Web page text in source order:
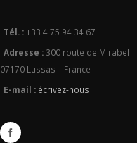
Tél. :+33 4 75 94 34 67
Adresse : 300 route de Mirabel
07170 Lussas – France
E-mail : écrivez-nous